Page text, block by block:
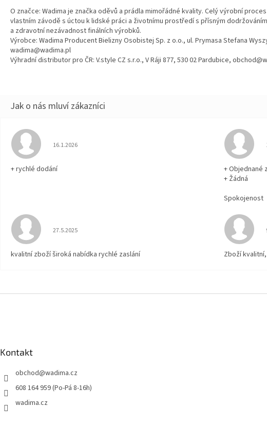
O značce: Wadima je značka oděvů a prádla mimořádné kvality. Celý výrobní
vlastním závodě s úctou k lidské práci a životnímu prostředí s přísným
a zdravotní nezávadnost finálních výrobků.
Výrobce: Wadima Producent Bielizny Osobistej Sp. z o.o., ul. Prymasa Stefana
wadima@wadima.pl
Výhradní distributor pro ČR: V.style CZ s.r.o., V Ráji 877, 530 02 Pardubice,
Hodnocení obchodu je 5 z 5 hvězdiček.
16.1.2026
+ rychlé dodání
+ Objednané
+ Žádná
Spokojenost
Hodnocení obchodu je 5 z 5 hvězdiček.
27.5.2025
kvalitní zboží široká nabídka rychlé zaslání Zboží
Kontakt
obchod@wadima.cz
608 164 959 (Po-Pá 8-16h)
wadima.cz